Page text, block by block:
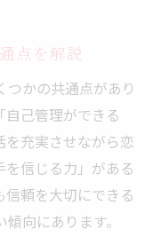
点を解説
かの共通点があり
自己管理ができる
を充実させながら恋
信じる力」がある
信頼を大切にできる
向にあります。